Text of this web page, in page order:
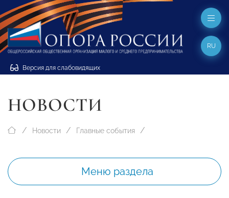
Версия для слабовидящих
RU
НОВОСТИ
Новости Главные события
Меню раздела